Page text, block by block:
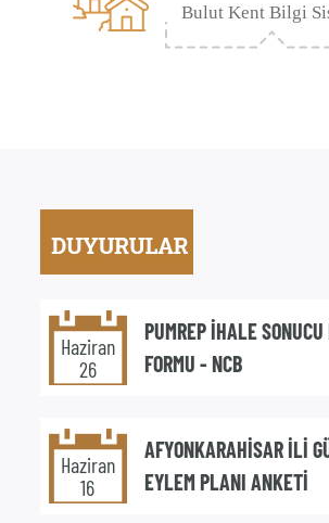
Bulut Kent Bilgi
Haziran
26
PUMREP İHALE
FORMU - NCB
Haziran
16
AFYONKARAHİSAR İLİ
EYLEM PLANI ANKETİ